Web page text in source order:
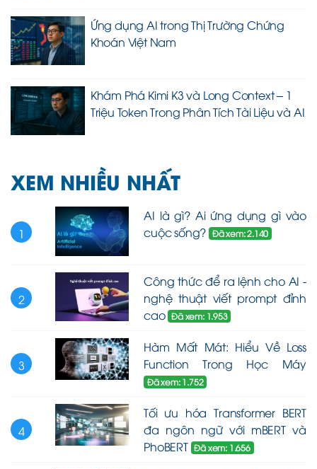
Ứng dụng AI trong Thị Trường Chứng
Khoán Việt Nam
Khám Phá Kimi K3 và Long Context – 1
Triệu Token Trong Phân Tích Tài Liệu và AI
XEM NHIỀU NHẤT
1
AI là gì? Ai ứng dụng gì vào
cuộc sống? Đã xem: 2.140
2
Công thức để ra lệnh cho AI -
nghệ thuật viết prompt đỉnh
cao Đã xem: 1.953
3
Hàm Mất Mát: Hiểu Về Loss
Function Trong Học Máy
Đã xem: 1.752
4
Tối ưu hóa Transformer BERT
đa ngôn ngữ với mBERT và
PhoBERT Đã xem: 1.656